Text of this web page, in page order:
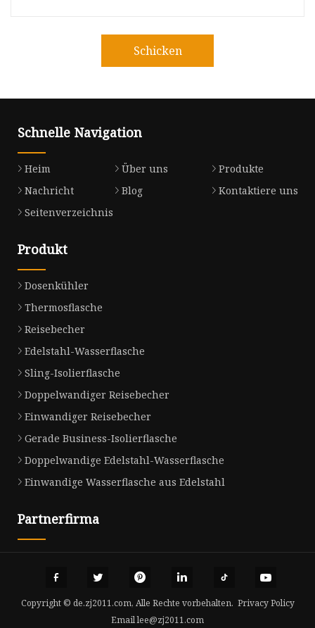
Schicken
Schnelle Navigation
Heim Über uns
Produkte
Nachricht
Blog
Kontaktiere uns
Seitenverzeichnis
Produkt
Dosenkühler
Thermosflasche
Reisebecher
Edelstahl-Wasserflasche
Sling-Isolierflasche
Doppelwandiger Reisebecher
Einwandiger Reisebecher
Gerade Business-Isolierflasche
Doppelwandige Edelstahl-Wasserflasche
Einwandige Wasserflasche aus Edelstahl
Partnerfirma
Copyright © de.zj2011.com, Alle Rechte vorbehalten. Privacy Policy
Emaillee@zj2011.com